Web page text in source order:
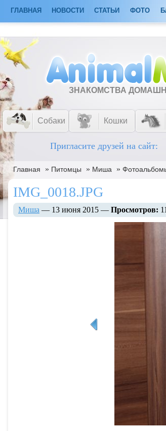
ГЛАВНАЯ НОВОСТИ СТАТЬИ ФОТО
ЗНАКОМСТВА
Собаки Кошки
Пригласите друзей на сайт:
Главная » Питомцы » Миша »
IMG_0018.JPG
Миша — 13 июня 2015 — Просмотров: